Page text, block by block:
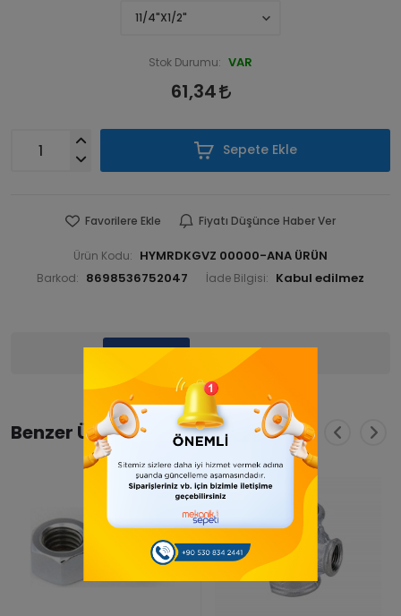
Stok Durumu: VAR
61,34
Sepete Ekle
Favorilere Ekle Fiyatı Düşünce Haber Ver
Ürün Kodu: HYMRDKGVZ 00000-ANA ÜRÜN
Barkod: 8698536752047 İade Bilgisi:
Yorumlar
Benzer Ürünler